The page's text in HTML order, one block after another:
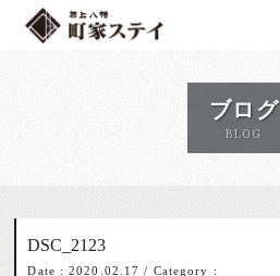
ブログ
BLOG
DSC_2123
Date : 2020.02.17 / Category :